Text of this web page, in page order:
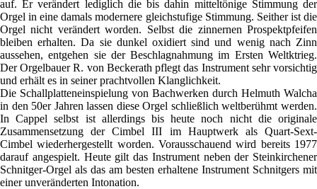
auf. Er verändert lediglich die bis dahin mitteltönige Stimmung der
Orgel in eine damals modernere gleichstufige Stimmung. Seither ist die
Orgel nicht verändert worden. Selbst die zinnernen Prospektpfeifen
bleiben erhalten. Da sie dunkel oxidiert sind und wenig nach Zinn
aussehen, entgehen sie der Beschlagnahmung im Ersten Weltktrieg.
Der Orgelbauer R. von Beckerath pflegt das Instrument sehr vorsichtig
und erhält es in seiner prachtvollen Klanglichkeit.
Die Schallplatteneinspielung von Bachwerken durch Helmuth Walcha
in den 50er Jahren lassen diese Orgel schließlich weltberühmt werden.
In Cappel selbst ist allerdings bis heute noch nicht die originale
Zusammensetzung der Cimbel III im Hauptwerk als Quart-Sext-
Cimbel wiederhergestellt worden. Vorausschauend wird bereits 1977
darauf angespielt. Heute gilt das Instrument neben der Steinkirchener
Schnitger-Orgel als das am besten erhaltene Instrument Schnitgers mit
einer unveränderten Intonation.